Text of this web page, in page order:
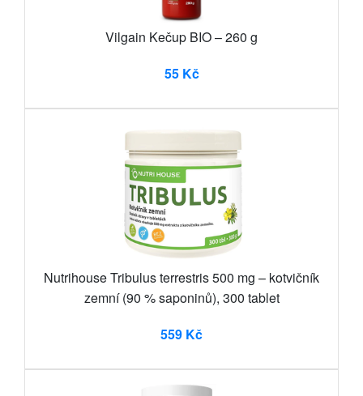
Vilgain Kečup BIO – 260 g
55 Kč
Nutrihouse Tribulus terrestris 500 mg – kotvičník
zemní (90 % saponinů), 300 tablet
559 Kč